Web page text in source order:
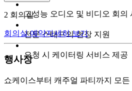
고성능 오디오 및 비디오 회의
전문 스태프의 현장 지원
요청 시 케이터링 서비스 제공
2 회의실
회의실 예약자세히 보기
행사장
쇼케이스부터 캐주얼 파티까지 모